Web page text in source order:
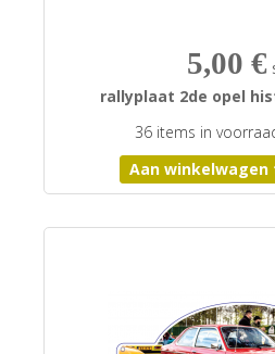
5,00 €
rallyplaat 2de opel
36 items in